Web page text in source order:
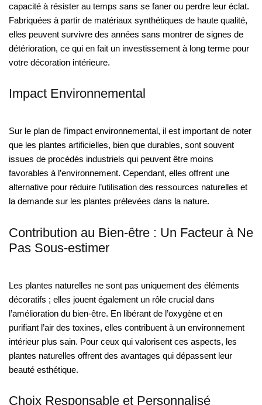
capacité à résister au temps sans se faner ou perdre leur éclat.
Fabriquées à partir de matériaux synthétiques de haute qualité,
elles peuvent survivre des années sans montrer de signes de
détérioration, ce qui en fait un investissement à long terme pour
votre décoration intérieure.
Impact Environnemental
Sur le plan de l’impact environnemental, il est important de noter
que les plantes artificielles, bien que durables, sont souvent
issues de procédés industriels qui peuvent être moins
favorables à l’environnement. Cependant, elles offrent une
alternative pour réduire l’utilisation des ressources naturelles et
la demande sur les plantes prélevées dans la nature.
Contribution au Bien-être : Un Facteur à Ne
Pas Sous-estimer
Les plantes naturelles ne sont pas uniquement des éléments
décoratifs ; elles jouent également un rôle crucial dans
l’amélioration du bien-être. En libérant de l’oxygène et en
purifiant l’air des toxines, elles contribuent à un environnement
intérieur plus sain. Pour ceux qui valorisent ces aspects, les
plantes naturelles offrent des avantages qui dépassent leur
beauté esthétique.
Choix Responsable et Personnalisé